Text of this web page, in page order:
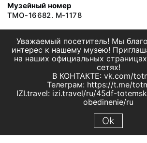
Музейный номер
ТМО-16682. М-1178
Уважаемый посетитель! Мы
интерес к нашему музею!
на наших официальных
сетях!
В КОНТАКТЕ: vk.com/
Телеграм: https://t.me/
IZI.travel: izi.travel/ru/45df-
obedinenie/ru
Ok